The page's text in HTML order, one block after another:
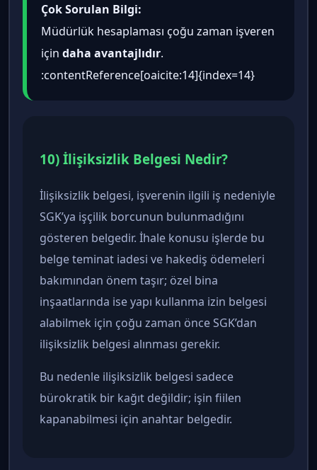
Çok Sorulan Bilgi:
Müdürlük hesaplaması çoğu zaman işveren
için daha avantajlıdır.
:contentReference[oaicite:14]{index=14}
10) İlişiksizlik Belgesi Nedir?
İlişiksizlik belgesi, işverenin ilgili iş nedeniyle
SGK’ya işçilik borcunun bulunmadığını
gösteren belgedir. İhale konusu işlerde bu
belge teminat iadesi ve hakediş ödemeleri
bakımından önem taşır; özel bina
inşaatlarında ise yapı kullanma izin belgesi
alabilmek için çoğu zaman önce SGK’dan
ilişiksizlik belgesi alınması gerekir.
Bu nedenle ilişiksizlik belgesi sadece
bürokratik bir kağıt değildir; işin fiilen
kapanabilmesi için anahtar belgedir.